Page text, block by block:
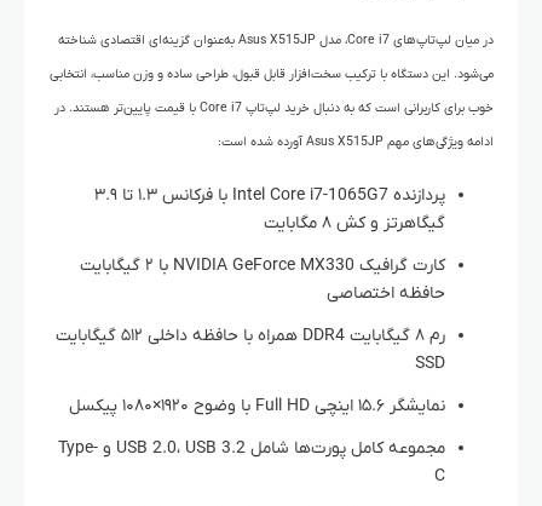
در میان لپ‌تاپ‌های Core i7، مدل Asus X515JP به‌عنوان گزینه‌ای اقتصادی شناخته
می‌شود. این دستگاه با ترکیب سخت‌افزار قابل قبول، طراحی ساده و وزن مناسب، انتخابی
خوب برای کاربرانی است که به دنبال خرید لپ‌تاپ Core i7 با قیمت پایین‌تر هستند. در
ادامه ویژگی‌های مهم Asus X515JP آورده شده است:
پردازنده Intel Core i7-1065G7 با فرکانس ۱.۳ تا ۳.۹
گیگاهرتز و کش ۸ مگابایت
کارت گرافیک NVIDIA GeForce MX330 با ۲ گیگابایت
حافظه اختصاصی
رم ۸ گیگابایت DDR4 همراه با حافظه داخلی ۵۱۲ گیگابایت
SSD
نمایشگر ۱۵.۶ اینچی Full HD با وضوح ۱۹۲۰×۱۰۸۰ پیکسل
مجموعه کامل پورت‌ها شامل USB 2.0، USB 3.2 و Type-
C